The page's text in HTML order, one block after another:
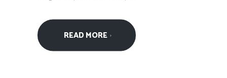
READ MORE